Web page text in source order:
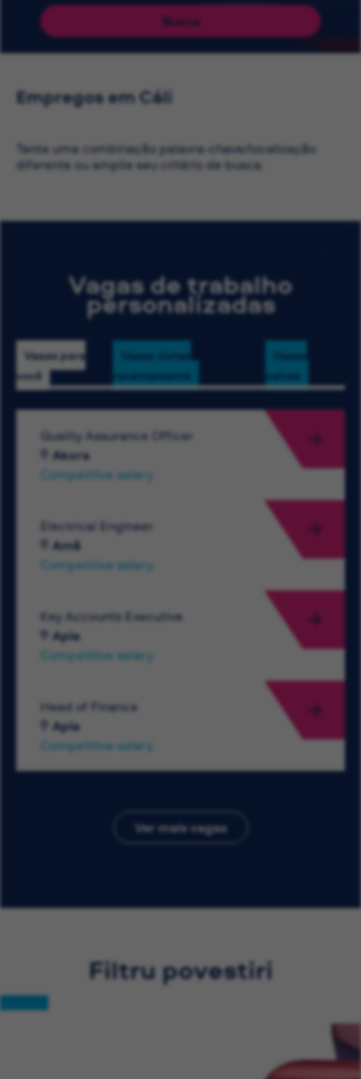
Busca
Empregos em Cáli
Tente uma combinação palavra-chave/localização
diferente ou amplie seu critério de busca.
Vagas de trabalho
personalizadas
Vagas para
você
Vagas vistas
recentemente
Vagas
salvas
Quality Assurance Officer
Akora
Competitive salary
Electrical Engineer
Amã
Competitive salary
Key Accounts Executive
Apia
Competitive salary
Head of Finance
Apia
Competitive salary
Ver mais vagas
Filtru povestiri